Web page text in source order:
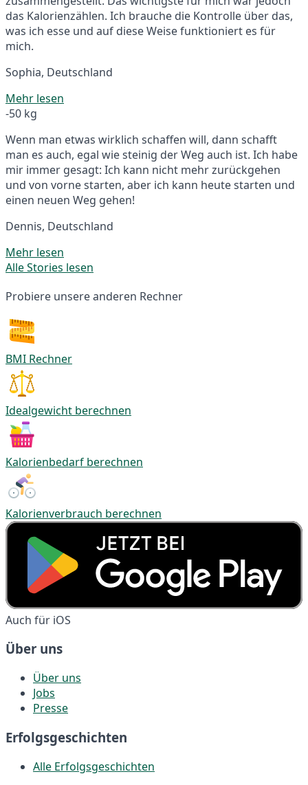
das Kalorienzählen. Ich brauche die Kontrolle über das,
was ich esse und auf diese Weise funktioniert es für
mich.
Sophia, Deutschland
Mehr lesen
-50 kg
Wenn man etwas wirklich schaffen will, dann schafft
man es auch, egal wie steinig der Weg auch ist. Ich habe
mir immer gesagt: Ich kann nicht mehr zurückgehen
und von vorne starten, aber ich kann heute starten und
einen neuen Weg gehen!
Dennis, Deutschland
Mehr lesen
Alle Stories lesen
Probiere unsere anderen Rechner
BMI Rechner
Idealgewicht berechnen
Kalorienbedarf berechnen
Kalorienverbrauch berechnen
Auch für iOS
Über uns
Über uns
Jobs
Presse
Erfolgsgeschichten
Alle Erfolgsgeschichten